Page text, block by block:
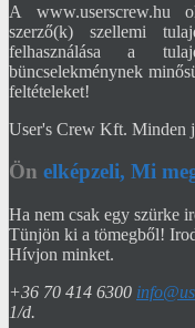
A www.userscrew.hu
szerző(k) szellemi
felhasználása a
büncselekménynek
feltételeket!
User's Crew Kft. Minden
Ön elképzeli, Mi
Ha nem csak egy szürke
Tünjön ki a tömegből!
Hívjon minket.
+36 70 414 6300
1/d.